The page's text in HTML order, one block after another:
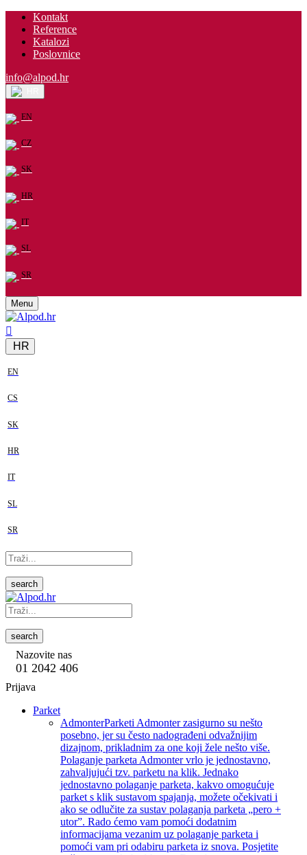
Kontakt
Reference
Katalozi
Poslovnice
info@alpod.hr
EN
CZ
SK
HR
IT
SL
SR
Menu
HR
EN
CS
SK
HR
IT
SL
SR
search
search
Nazovite nas
01 2042 406
Prijava
Parket
AdmonterParketi Admonter zasigurno su nešto
posebno, jer su često nadograđeni odvažnijim
dizajnom, prikladnim za one koji žele nešto više.
Polaganje parketa Admonter vrlo je jednostavno,
zahvaljujući tzv. parketu na klik. Jednako
jednostavno polaganje parketa, kakvo omogućuje
parket s klik sustavom spajanja, možete očekivati i
ako se odlučite za sustav polaganja parketa „pero +
utor”. Rado ćemo vam pomoći dodatnim
informacijama vezanim uz polaganje parketa i
pomoći vam pri odabiru parketa iz snova. Posjetite